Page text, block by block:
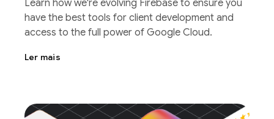
Learn how we're evolving Firebase to ensure you
have the best tools for client development and
access to the full power of Google Cloud.
Ler mais